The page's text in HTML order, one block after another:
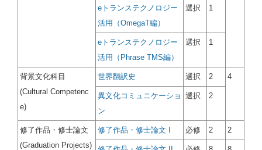
eトランステクノロジー
活用（OmegaT編）
選択 1
eトランステクノロジー
活用（Phrase TMS編）
選択 1
背景文化科目
(Cultural Competenc
e)
世界翻訳史 選択 2 4
異文化コミュニケーショ
ン
選択 2
修了作品・修士論文
(Graduation Projects)
修了作品・修士論文 I 必修 2 2